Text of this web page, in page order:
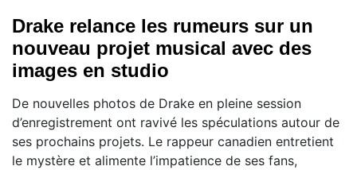
Drake relance les rumeurs sur un
nouveau projet musical avec des
images en studio
De nouvelles photos de Drake en pleine session
d’enregistrement ont ravivé les spéculations autour de
ses prochains projets. Le rappeur canadien entretient
le mystère et alimente l’impatience de ses fans,